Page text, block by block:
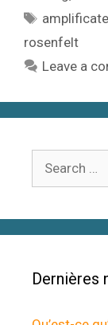
Tags
rosenfelt
Leave a
Dernières